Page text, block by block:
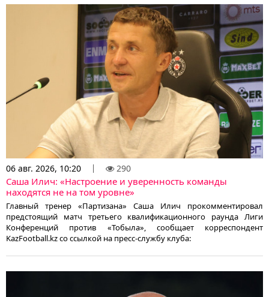
06 авг. 2026, 10:20 290
Саша Илич: «Настроение и уверенность команды
находятся не на том уровне»
Главный тренер «Партизана» Саша Илич прокомментировал
предстоящий матч третьего квалификационного раунда Лиги
Конференций против «Тобыла», сообщает корреспондент
KazFootball.kz со ссылкой на пресс-службу клуба: